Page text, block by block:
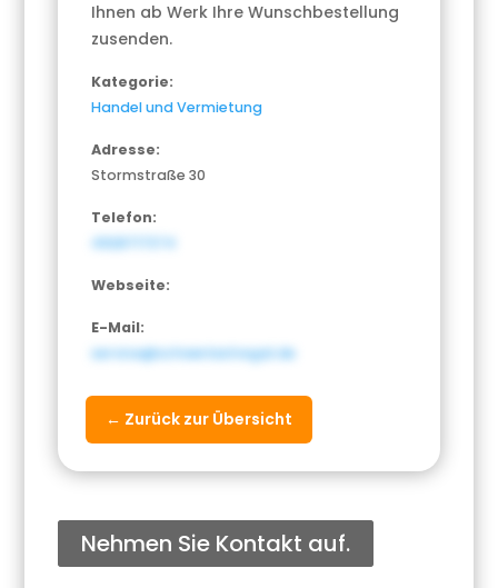
Ihnen ab Werk Ihre Wunschbestellung
zusenden.
Kategorie:
Handel und Vermietung
Adresse:
Stormstraße 30
Telefon:
4928717374
Webseite:
E-Mail:
service@schwerlastregal.de
← Zurück zur Übersicht
Nehmen Sie Kontakt auf.